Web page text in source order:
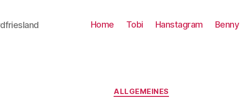
Home Tobi Hanstagram Benny
Kategorien
ALLGEMEINES